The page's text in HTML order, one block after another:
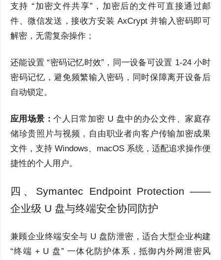
支持 “加密文件共享”，加密后的文件可直接通过邮
件、微信发送，接收方安装 AxCrypt 并输入密码即可
解密，无需复杂操作；
还能设置 “密码记忆时效”，同一设备可设置 1-24 小时
密码记忆，避免频繁输入密码，同时保障离开设备后
自动锁定。
应用场景：个人日常加密 U 盘中的办公文件、家庭存
储珍贵照片与视频，自由职业者向客户传输加密成果
文件，支持 Windows、macOS 系统，适配追求操作便
捷性的个人用户。
四、Symantec Endpoint Protection ——
企业级 U 盘与终端安全协同防护
兼顾企业终端安全与 U 盘防泄密，适合大型企业构建
“终端 + U 盘” 一体化防护体系，抵御内外网泄密风